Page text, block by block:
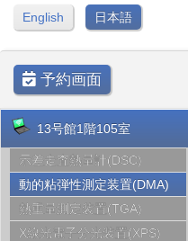
English 日本語
予約画面
13号館1階105室
示差走査熱量計(DSC)
動的粘弾性測定装置(DMA)
熱重量測定装置(TGA)
X線光電子分光装置(XPS)